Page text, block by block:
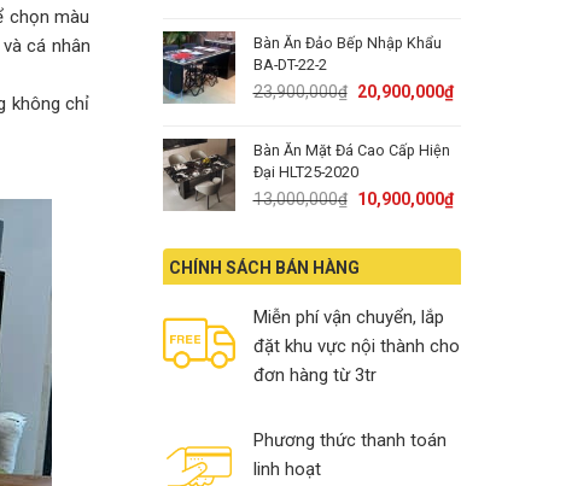
chọn màu
cá nhân
không chỉ
20,900,000₫.
Bàn Ăn Đảo Bếp Nhập Khẩu
BA-DT-22-2
23,900,000₫ Original
23,900,000₫.
20,900,000₫Current
Bàn Ăn Mặt Đá Cao Cấp Hiện
Đại HLT25-2020
13,000,000₫ Original
was:
13,000,000₫.
10,900,000₫Current
is:
CHÍNH SÁCH BÁN HÀNG
Miễn phí vận chuyển, lắp
đặt khu vực nội thành cho
đơn hàng từ 3tr
Phương thức thanh toán
linh hoạt